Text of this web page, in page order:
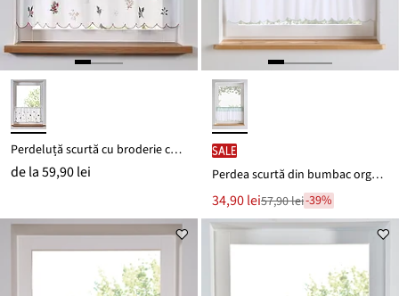
Perdeluță scurtă cu broderie cu model de iarnă
de la59,90 lei
SALE
Perdea scurtă din bumbac organic, cu carouri
Noul
preț
este
34,90 lei
Reducere
de
preț
57,90 lei-39%